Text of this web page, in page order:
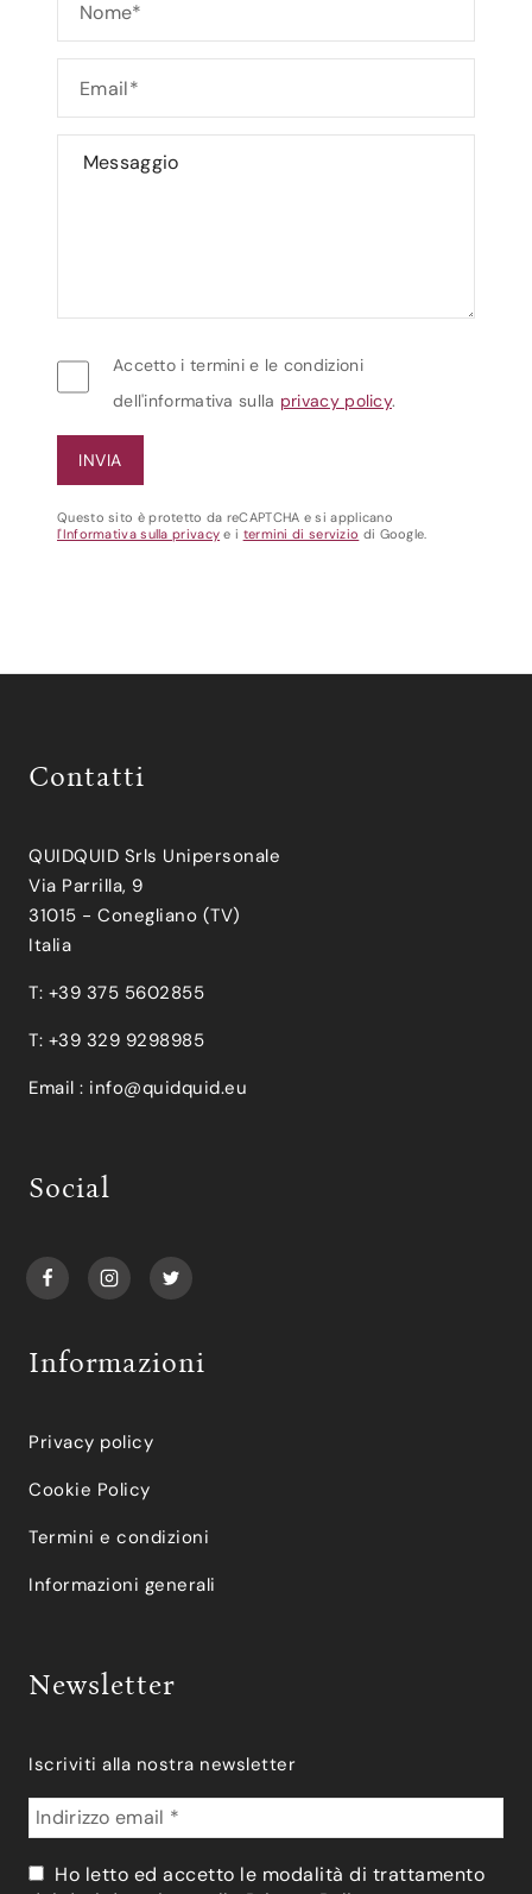
Accetto i termini e le condizioni
dell'informativa sulla privacy policy.
Questo sito è protetto da reCAPTCHA e si applicano
l'Informativa sulla privacy e i termini di servizio di Google.
Contatti
QUIDQUID Srls Unipersonale
Via Parrilla, 9
31015 - Conegliano (TV)
Italia
T: +39 375 5602855
T: +39 329 9298985
Email : info@quidquid.eu
Social
Informazioni
Privacy policy
Cookie Policy
Termini e condizioni
Informazioni generali
Newsletter
Iscriviti alla nostra newsletter
Ho letto ed accetto le modalità di trattamento